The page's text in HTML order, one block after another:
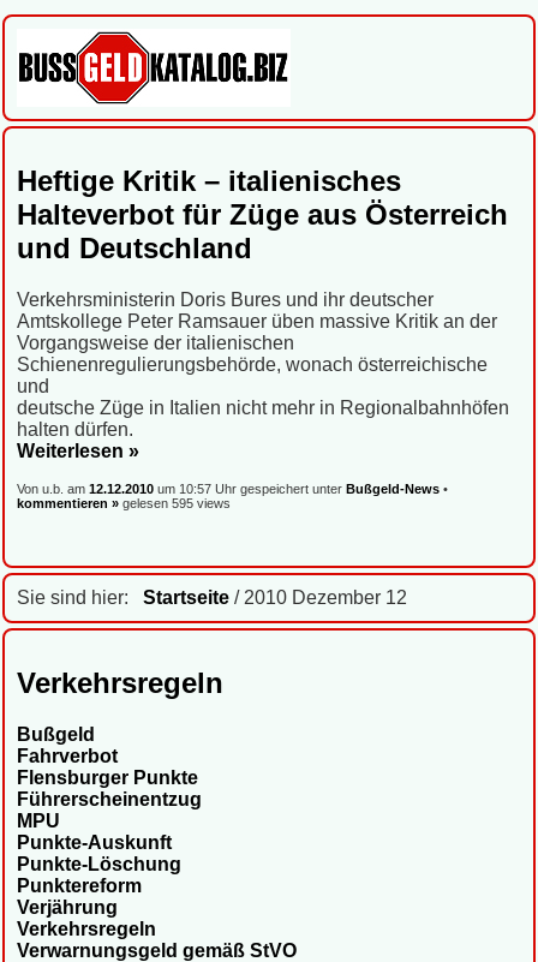
Sie sind hier: Startseite / 2010 Dezember 12
Verkehrsregeln
Bußgeld
Fahrverbot
Flensburger Punkte
Führerscheinentzug
MPU
Punkte-Auskunft
Punkte-Löschung
Punktereform
Verjährung
Verkehrsregeln
Verwarnungsgeld gemäß StVO
Heftige Kritik – italienisches
Halteverbot für Züge aus Österreich
und Deutschland
Verkehrsministerin Doris Bures und ihr deutscher
Amtskollege Peter Ramsauer üben massive Kritik an der
Vorgangsweise der italienischen
Schienenregulierungsbehörde, wonach österreichische
und
deutsche Züge in Italien nicht mehr in Regionalbahnhöfen
halten dürfen.
Weiterlesen »
Von u.b. am 12.12.2010 um 10:57 Uhr gespeichert unter Bußgeld-News •
kommentieren » gelesen 595 views